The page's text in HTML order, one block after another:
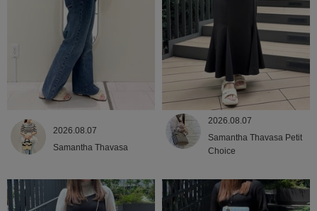
2026.08.07
Samantha Thavasa
2026.08.07
Samantha Thavasa Petit
Choice